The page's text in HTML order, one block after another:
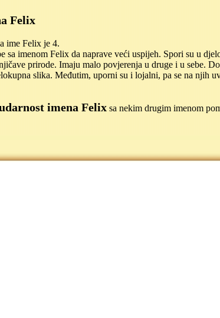
Felix
ime Felix je 4.
sa imenom Felix da naprave veći uspijeh. Spori su u
prirode. Imaju malo povjerenja u druge i u sebe.
slika. Međutim, uporni su i lojalni, pa se na njih
imena Felix sa nekim drugim imenom